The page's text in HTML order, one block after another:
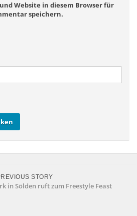
Website in diesem Browser für
speichern.
STORY
in Sölden ruft zum Freestyle Feast